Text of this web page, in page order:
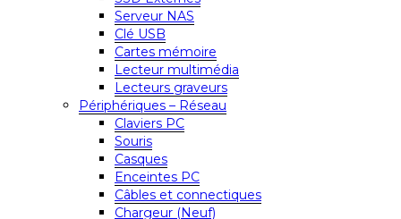
Serveur NAS
Clé USB
Cartes mémoire
Lecteur multimédia
Lecteurs graveurs
Périphériques – Réseau
Claviers PC
Souris
Casques
Enceintes PC
Câbles et connectiques
Chargeur (Neuf)